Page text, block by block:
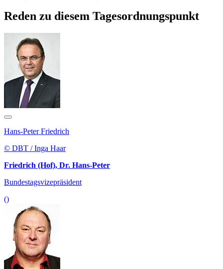
Reden zu diesem Tagesordnungspunkt
Hans-Peter Friedrich
© DBT / Inga Haar
Friedrich (Hof), Dr. Hans-Peter
Bundestagsvizepräsident
()